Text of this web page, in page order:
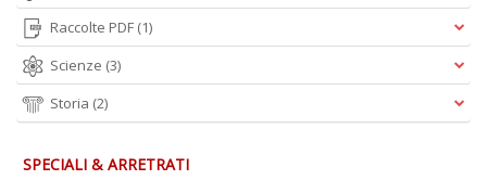
Raccolte PDF (1)
Scienze (3)
Storia (2)
SPECIALI & ARRETRATI